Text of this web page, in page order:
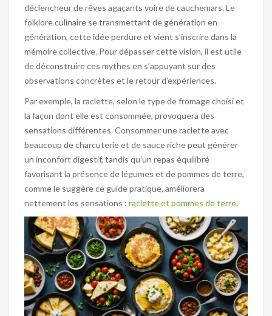
déclencheur de rêves agaçants voire de cauchemars. Le
folklore culinaire se transmettant de génération en
génération, cette idée perdure et vient s’inscrire dans la
mémoire collective. Pour dépasser cette vision, il est utile
de déconstruire ces mythes en s’appuyant sur des
observations concrètes et le retour d’expériences.
Par exemple, la raclette, selon le type de fromage choisi et
la façon dont elle est consommée, provoquera des
sensations différentes. Consommer une raclette avec
beaucoup de charcuterie et de sauce riche peut générer
un inconfort digestif, tandis qu’un repas équilibré
favorisant la présence de légumes et de pommes de terre,
comme le suggère ce guide pratique, améliorera
nettement les sensations : raclette et pommes de terre.